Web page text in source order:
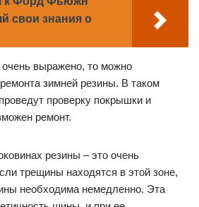
свои знания о
выражено, то можно
зимней резины. В таком
проверку покрышки и
ремонт.
резины – это очень
трещины находятся в этой зоне,
необходима немедленно. Эта